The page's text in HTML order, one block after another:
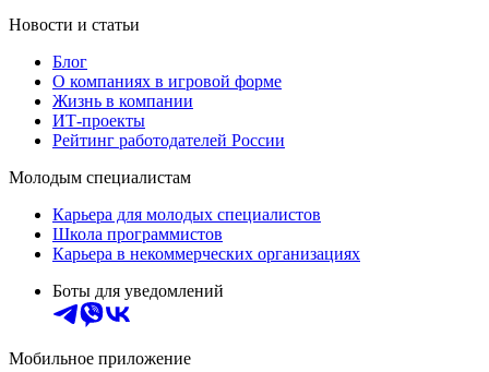
Новости и статьи
Блог
О компаниях в игровой форме
Жизнь в компании
ИТ-проекты
Рейтинг работодателей России
Молодым специалистам
Карьера для молодых специалистов
Школа программистов
Карьера в некоммерческих организациях
Боты для уведомлений
Мобильное приложение